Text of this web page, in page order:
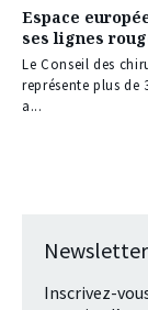
Espace
ses lignes
Le Conseil des
représente plus de
a...
Newsletter
Inscrivez-